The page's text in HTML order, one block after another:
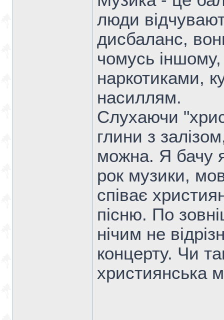
люди
дисбаланс,
чомусь
наркотиками,
насиллям.
Слухаючи
глини з
можна. Я бачу
рок музики, мов
співає
пісню. По
нічим не
концерту. Чи
християнська